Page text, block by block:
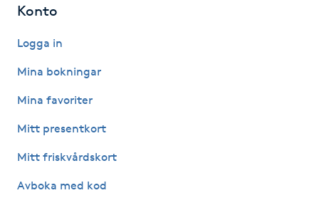
Hudvård
Hyaluronsyra
Hypnos
Konto
Logga in
Mina bokningar
Mina favoriter
Mitt presentkort
Mitt friskvårdskort
Avboka med kod